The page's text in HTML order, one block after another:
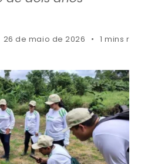
26 de maio de 2026 1 mins